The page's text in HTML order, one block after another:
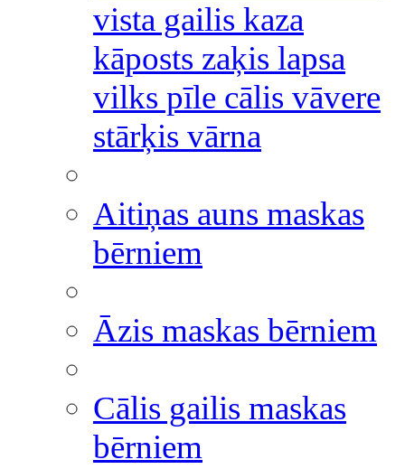
vista gailis kaza
kāposts zaķis lapsa
vilks pīle cālis vāvere
stārķis vārna
Aitiņas auns maskas
bērniem
Āzis maskas bērniem
Cālis gailis maskas
bērniem